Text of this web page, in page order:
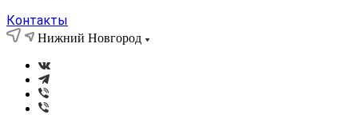
Контакты
Нижний Новгород